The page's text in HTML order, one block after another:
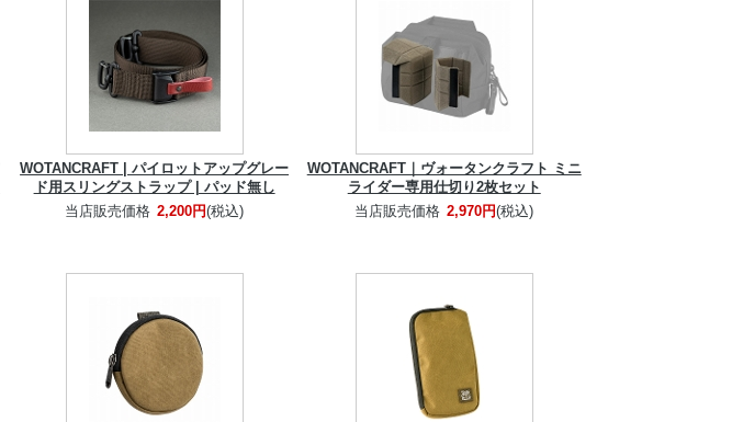
WOTANCRAFT | パイロットアップグレー
ド用スリングストラップ | パッド無し
当店販売価格 2,200円(税込)
WOTANCRAFT｜ヴォータンクラフト ミニ
ライダー専用仕切り2枚セット
当店販売価格 2,970円(税込)